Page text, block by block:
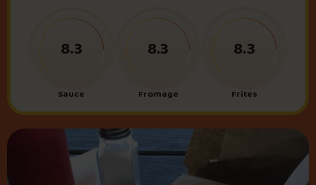
Sauce
8.3
Fromage
8.3
Frites
8.3